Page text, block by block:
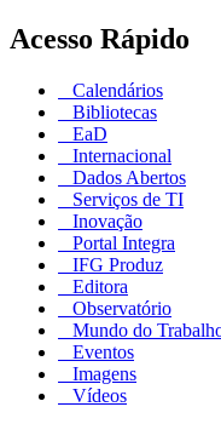
Acesso Rápido
Calendários
Bibliotecas
EaD
Internacional
Dados Abertos
Serviços de TI
Inovação
Portal Integra
IFG Produz
Editora
Observatório
Mundo do
Eventos
Imagens
Vídeos